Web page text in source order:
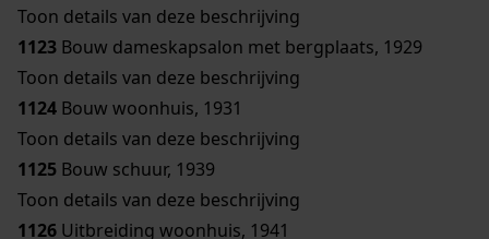
Toon details van deze beschrijving
1123 Bouw dameskapsalon met bergplaats, 1929
Toon details van deze beschrijving
1124 Bouw woonhuis, 1931
Toon details van deze beschrijving
1125 Bouw schuur, 1939
Toon details van deze beschrijving
1126 Uitbreiding woonhuis, 1941